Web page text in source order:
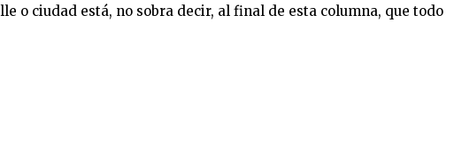
o ciudad está, no sobra decir, al final de esta columna, que todo